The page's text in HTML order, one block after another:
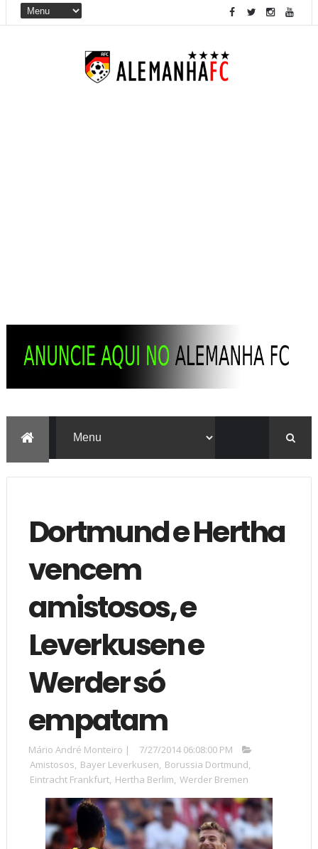
Dortmund e Hertha
vencem
amistosos, e
Leverkusen e
Werder só
empatam
Mário André Monteiro |
7/27/2014 06:08:00 PM
Amistosos, Bayer Leverkusen, Borussia Dortmund,
Eintracht Frankfurt, Hertha Berlim, Werder Bremen